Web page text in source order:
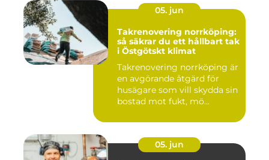
05. jun
Takrenovering norrköping:
så säkrar du ett hållbart tak
i Östgötskt klimat
Takrenovering norrköping är
en avgörande åtgärd för
husägare som vill skydda sin
bostad mot fukt, mö...
05. jun